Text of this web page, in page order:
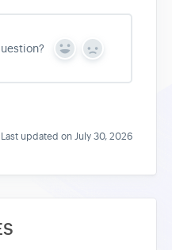
Y
s
N
Last updated on July 30, 2026